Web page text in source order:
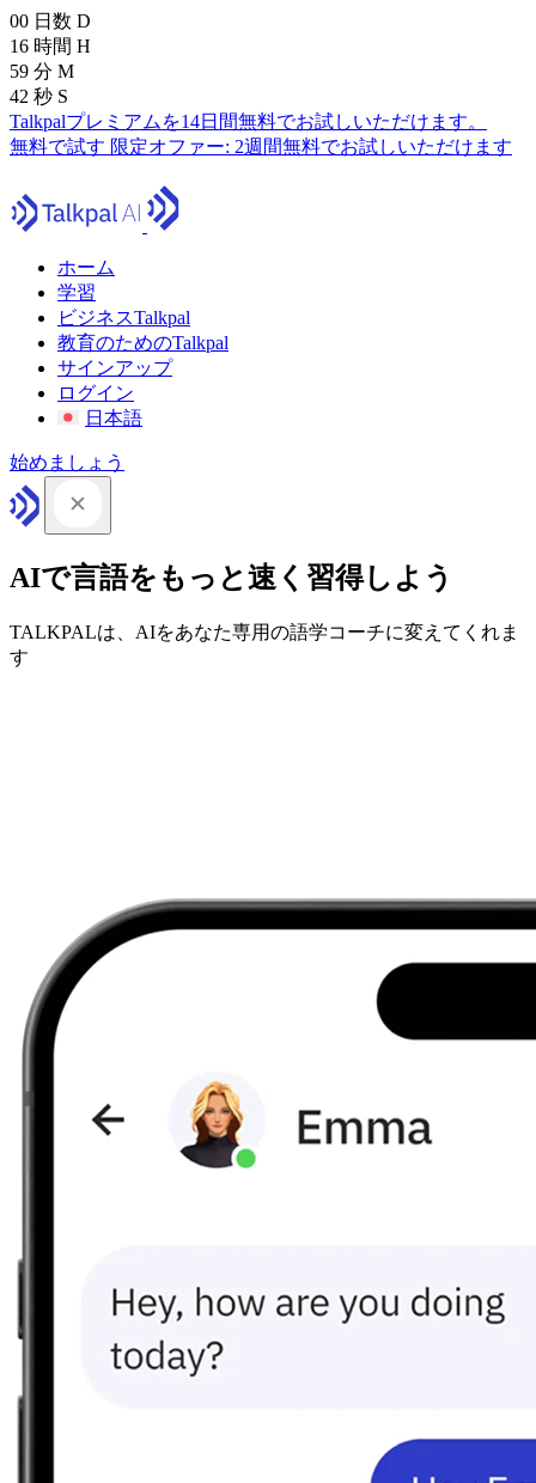
00 日数 D
16 時間 H
59 分 M
41 秒 S
Talkpalプレミアムを14日間無料でお試しいただけます。
無料で試す 限定オファー: 2週間無料でお試しいただけます
ホーム
学習
ビジネスTalkpal
教育のためのTalkpal
サインアップ
ログイン
日本語
始めましょう
AIで言語をもっと速く習得しよう
TALKPALは、AIをあなた専用の語学コーチに変えてくれま
す